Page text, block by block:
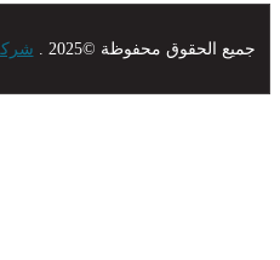
الحقوق محفوظة ©2025 . شركة